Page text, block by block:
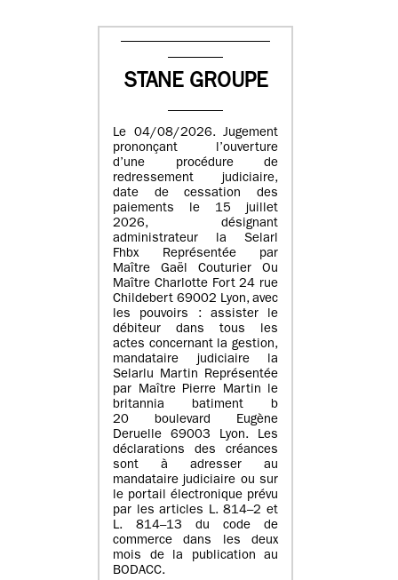
STANE GROUPE
Le 04/08/2026. Jugement
prononçant l’ouverture
d’une procédure de
redressement judiciaire,
date de cessation des
paiements le 15 juillet
2026, désignant
administrateur la Selarl
Fhbx Représentée par
Maître Gaël Couturier Ou
Maître Charlotte Fort 24 rue
Childebert 69002 Lyon, avec
les pouvoirs : assister le
débiteur dans tous les
actes concernant la gestion,
mandataire judiciaire la
Selarlu Martin Représentée
par Maître Pierre Martin le
britannia batiment b
20 boulevard Eugène
Deruelle 69003 Lyon. Les
déclarations des créances
sont à adresser au
mandataire judiciaire ou sur
le portail électronique prévu
par les articles L. 814–2 et
L. 814–13 du code de
commerce dans les deux
mois de la publication au
BODACC.